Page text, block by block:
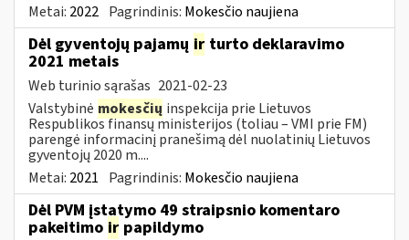
Metai: 2022 Pagrindinis: Mokesčio naujiena
Dėl gyventojų pajamų ir turto deklaravimo
2021 metais
Web turinio sąrašas 2021-02-23
Valstybinė mokesčių inspekcija prie Lietuvos
Respublikos finansų ministerijos (toliau – VMI prie FM)
parengė informacinį pranešimą dėl nuolatinių Lietuvos
gyventojų 2020 m....
Metai: 2021 Pagrindinis: Mokesčio naujiena
Dėl PVM įstatymo 49 straipsnio komentaro
pakeitimo ir papildymo